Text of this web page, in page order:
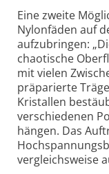
Eine zweite
Nylonfäden auf
aufzubringen:
chaotische
mit vielen
präparierte
Kristallen
verschiedenen
hängen. Das
vergleichs­weise